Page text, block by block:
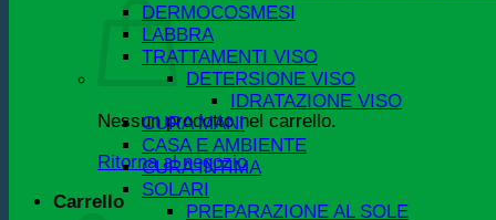
Nessun prodotto nel carrello.
Ritorna al negozio
Carrello
DERMOCOSMESI
LABBRA
TRATTAMENTI VISO
DETERSIONE VISO
IDRATAZIONE VISO
CURA MANI
CASA E AMBIENTE
CURA INTIMA
SOLARI
PREPARAZIONE AL SOLE